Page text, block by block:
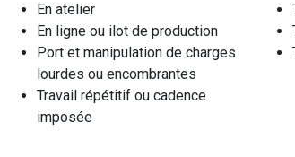
En atelier
En ligne ou ilot de production
Port et manipulation de charges
lourdes ou encombrantes
Travail répétitif ou cadence
imposée